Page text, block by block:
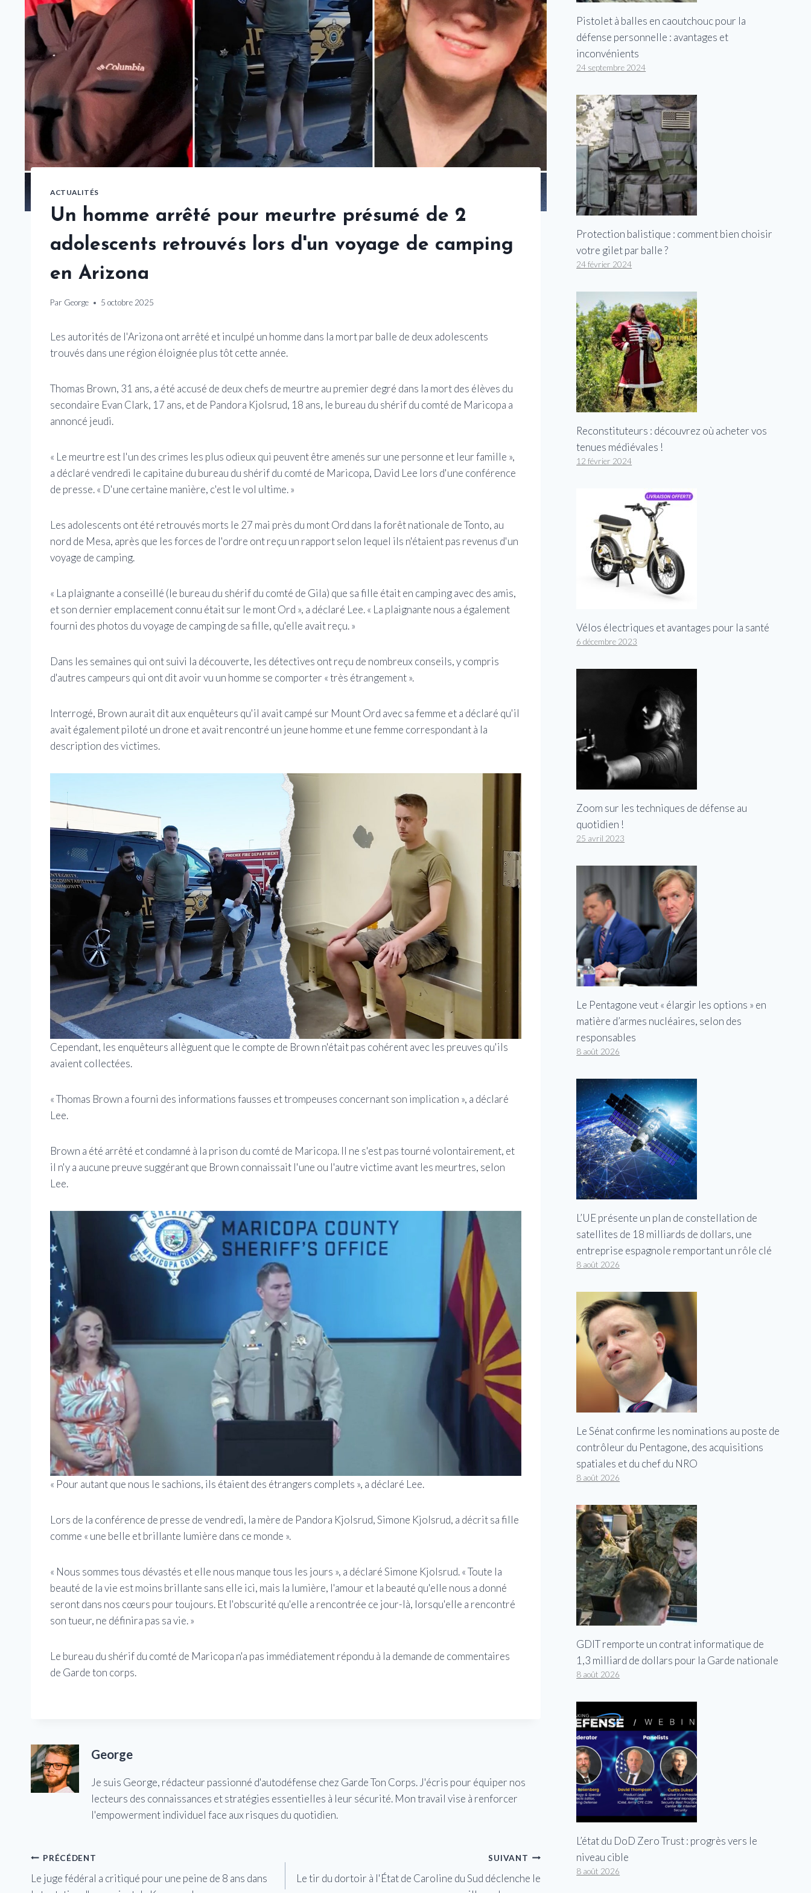
ACTUALITÉS
Un homme arrêté pour meurtre présumé de 2
adolescents retrouvés lors d'un voyage de camping
en Arizona
Par George 5 octobre 2025
Les autorités de l'Arizona ont arrêté et inculpé un homme dans la mort par balle de deux adolescents
trouvés dans une région éloignée plus tôt cette année.
Thomas Brown, 31 ans, a été accusé de deux chefs de meurtre au premier degré dans la mort des élèves du
secondaire Evan Clark, 17 ans, et de Pandora Kjolsrud, 18 ans, le bureau du shérif du comté de Maricopa a
annoncé jeudi.
« Le meurtre est l'un des crimes les plus odieux qui peuvent être amenés sur une personne et leur famille »,
a déclaré vendredi le capitaine du bureau du shérif du comté de Maricopa, David Lee lors d'une conférence
de presse. « D'une certaine manière, c'est le vol ultime. »
Les adolescents ont été retrouvés morts le 27 mai près du mont Ord dans la forêt nationale de Tonto, au
nord de Mesa, après que les forces de l'ordre ont reçu un rapport selon lequel ils n'étaient pas revenus d'un
voyage de camping.
« La plaignante a conseillé (le bureau du shérif du comté de Gila) que sa fille était en camping avec des amis,
et son dernier emplacement connu était sur le mont Ord », a déclaré Lee. « La plaignante nous a également
fourni des photos du voyage de camping de sa fille, qu'elle avait reçu. »
Dans les semaines qui ont suivi la découverte, les détectives ont reçu de nombreux conseils, y compris
d'autres campeurs qui ont dit avoir vu un homme se comporter « très étrangement ».
Interrogé, Brown aurait dit aux enquêteurs qu'il avait campé sur Mount Ord avec sa femme et a déclaré qu'il
avait également piloté un drone et avait rencontré un jeune homme et une femme correspondant à la
description des victimes.
Cependant, les enquêteurs allèguent que le compte de Brown n'était pas cohérent avec les preuves qu'ils
avaient collectées.
« Thomas Brown a fourni des informations fausses et trompeuses concernant son implication », a déclaré
Lee.
Brown a été arrêté et condamné à la prison du comté de Maricopa. Il ne s'est pas tourné volontairement, et
il n'y a aucune preuve suggérant que Brown connaissait l'une ou l'autre victime avant les meurtres, selon
Lee.
« Pour autant que nous le sachions, ils étaient des étrangers complets », a déclaré Lee.
Lors de la conférence de presse de vendredi, la mère de Pandora Kjolsrud, Simone Kjolsrud, a décrit sa fille
comme « une belle et brillante lumière dans ce monde ».
« Nous sommes tous dévastés et elle nous manque tous les jours », a déclaré Simone Kjolsrud. « Toute la
beauté de la vie est moins brillante sans elle ici, mais la lumière, l'amour et la beauté qu'elle nous a donné
seront dans nos cœurs pour toujours. Et l'obscurité qu'elle a rencontrée ce jour-là, lorsqu'elle a rencontré
son tueur, ne définira pas sa vie. »
Le bureau du shérif du comté de Maricopa n'a pas immédiatement répondu à la demande de commentaires
de Garde ton corps.
George
Je suis George, rédacteur passionné d'autodéfense chez Garde Ton Corps. J'écris pour équiper nos
lecteurs des connaissances et stratégies essentielles à leur sécurité. Mon travail vise à renforcer
l'empowerment individuel face aux risques du quotidien.
Navigation
de
PRÉCÉDENT
Le juge fédéral a critiqué pour une peine de 8 ans dans
SUIVANT
Le tir du dortoir à l'État de Caroline du Sud déclenche le
Pistolet à balles en caoutchouc pour la
défense personnelle : avantages et
inconvénients
24 septembre 2024
Protection balistique : comment bien choisir
votre gilet par balle ?
24 février 2024
Reconstituteurs : découvrez où acheter vos
tenues médiévales !
12 février 2024
Vélos électriques et avantages pour la santé
6 décembre 2023
Zoom sur les techniques de défense au
quotidien !
25 avril 2023
Le Pentagone veut « élargir les options » en
matière d’armes nucléaires, selon des
responsables
8 août 2026
L’UE présente un plan de constellation de
satellites de 18 milliards de dollars, une
entreprise espagnole remportant un rôle clé
8 août 2026
Le Sénat confirme les nominations au poste de
contrôleur du Pentagone, des acquisitions
spatiales et du chef du NRO
8 août 2026
GDIT remporte un contrat informatique de
1,3 milliard de dollars pour la Garde nationale
8 août 2026
L’état du DoD Zero Trust : progrès vers le
niveau cible
8 août 2026